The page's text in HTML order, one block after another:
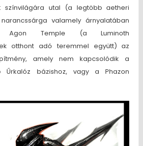
színvilágára utal (a legtöbb aetheri
valamely árnyalatában
Agon Temple (a Luminoth
otthont adó teremmel együtt) az
amely nem kapcsolódik a
Űrkalóz bázishoz, vagy a Phazon